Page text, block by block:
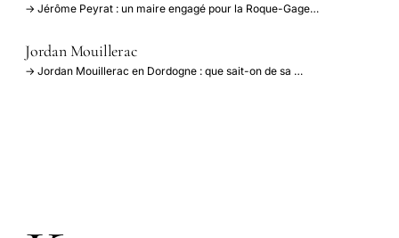
→ Jérôme Peyrat : un maire engagé pour la Roque-Gage…
Jordan Mouillerac
→ Jordan Mouillerac en Dordogne : que sait-on de sa …